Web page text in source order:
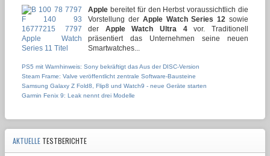
Apple bereitet für den Herbst voraussichtlich die
Vorstellung der Apple Watch Series 12 sowie
der Apple Watch Ultra 4vor. Traditionell
präsentiert das Unternehmen seine neuen
Smartwatches...
PS5 mit Warnhinweis: Sony bekräftigt das Aus der DISC-Version
Steam Frame: Valve veröffentlicht zentrale Software-Bausteine
Samsung Galaxy Z Fold8, Flip8 und Watch9 - neue Geräte starten
Garmin Fenix 9: Leak nennt drei Modelle
AKTUELLE TESTBERICHTE